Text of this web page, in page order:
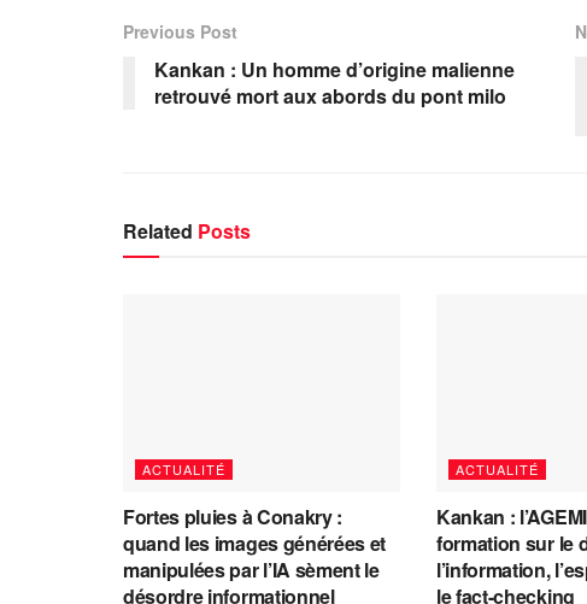
Previous Post
Kankan : Un homme d’origine malienne
retrouvé mort aux abords du pont milo
Related Posts
ACTUALITÉ
Fortes pluies à Conakry :
quand les images générées et
manipulées par l’IA sèment le
désordre informationnel
ACTUALITÉ
Kankan :
formation sur le
l’information,
le fact-checking